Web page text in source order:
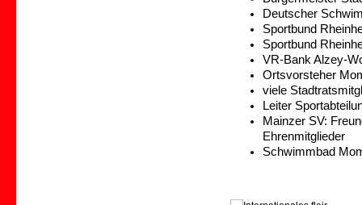
Deutscher
Sportbund
Sportbund
VR-Bank Alzey-
Ortsvorsteher
viele
Leiter
Mainzer SV:
Ehrenmitglieder
Schwimmbad